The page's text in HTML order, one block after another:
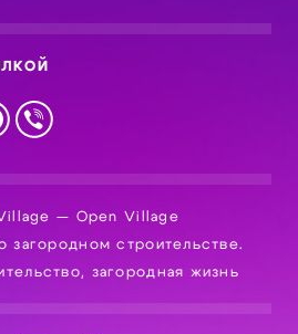
— Open Village
загородном строительстве.
загородная жизнь